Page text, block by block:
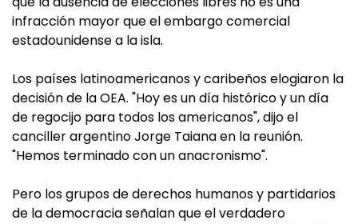
infracción mayor que el embargo comercial
estadounidense a la isla.
Los países latinoamericanos y caribeños elogiaron la
decisión de la OEA. "Hoy es un día histórico y un día
de regocijo para todos los americanos", dijo el
canciller argentino Jorge Taiana en la reunión.
"Hemos terminado con un anacronismo".
Pero los grupos de derechos humanos y partidarios
de la democracia señalan que el verdadero